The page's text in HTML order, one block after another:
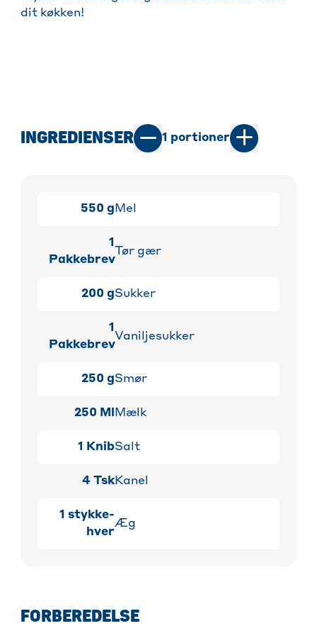
dit køkken!
INGREDIENSER 1 portioner
550 g Mel
1
Pakkebrev
Tør gær
200 gSukker
1
Pakkebrev
Vaniljesukker
250 gSmør
250 Ml Mælk
1 KnibSalt
4 TskKanel
1 stykke-
hver
Æg
FORBEREDELSE